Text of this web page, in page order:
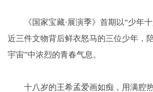
《国家宝藏·展演季》首期以“少年十
近三件文物背后鲜衣怒马的三位少年，
宇宙”中浓烈的青春气息。
十八岁的王希孟爱画如痴，用满腔热